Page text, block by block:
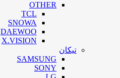
OTHER
TCL
SNOWA
DAEWOO
X.VISION
تیکان
SAMSUNG
SONY